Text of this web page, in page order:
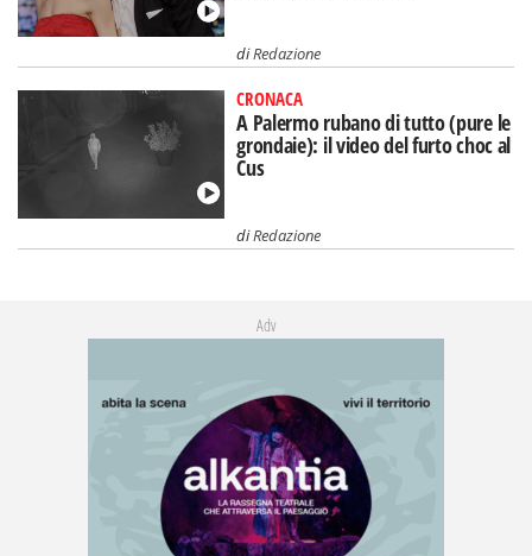
diRedazione
CRONACA
A Palermo rubano di tutto (pure le
grondaie): il video del furto choc al
Cus
diRedazione
Adv